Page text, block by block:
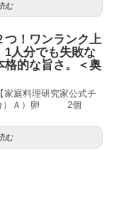
む
つ！ワンランク上
1人分でも失敗な
格的な旨さ。＜奥
家庭料理研究家公式チ
人分）Ａ）卵 2個
む